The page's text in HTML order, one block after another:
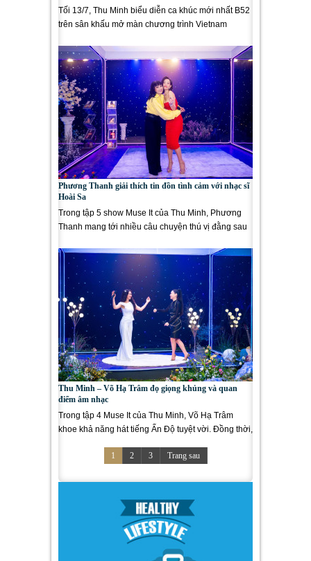
Tối 13/7, Thu Minh biểu diễn ca khúc mới nhất B52
trên sân khấu mở màn chương trình Vietnam
Phương Thanh giải thích tin đồn tình cảm với nhạc sĩ
Hoài Sa
Trong tập 5 show Muse It của Thu Minh, Phương
Thanh mang tới nhiều câu chuyện thú vị đằng sau
Thu Minh – Võ Hạ Trâm đọ giọng khủng và quan
điểm âm nhạc
Trong tập 4 Muse It của Thu Minh, Võ Hạ Trâm
khoe khả năng hát tiếng Ấn Độ tuyệt vời. Đồng thời,
1
2 3 Trang sau